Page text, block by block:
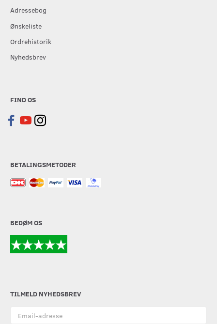
Adressebog
Ønskeliste
Ordrehistorik
Nyhedsbrev
FIND OS
BETALINGSMETODER
BEDØM OS
TILMELD NYHEDSBREV
adresse